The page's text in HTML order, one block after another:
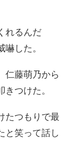
れるんだ
した。
仁藤萌乃から
つけた。
たつもりで最
と笑って話し